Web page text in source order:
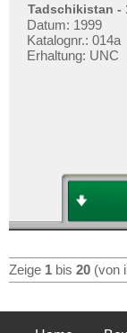
Tadschikistan -
Datum: 1999
Katalognr.: 014a
Erhaltung: UNC
Zeige 1 bis 20 (von